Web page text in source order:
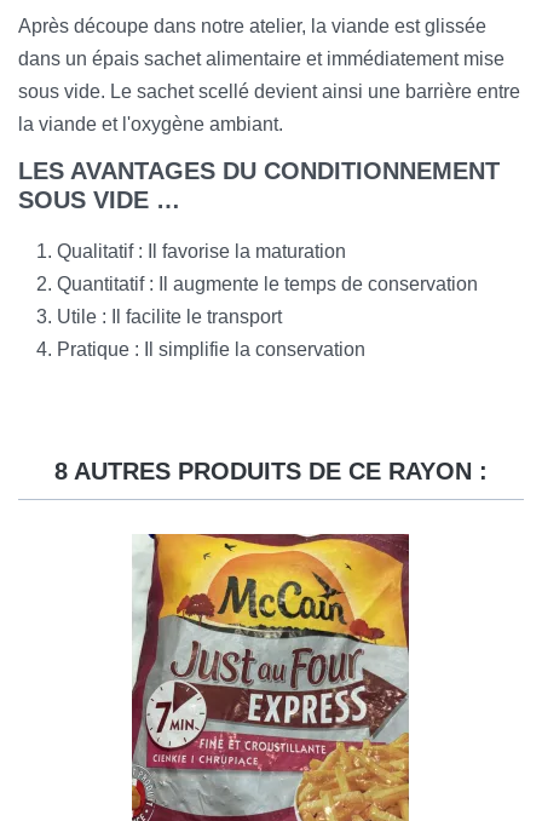
Après découpe dans notre atelier, la viande est glissée
dans un épais sachet alimentaire et immédiatement mise
sous vide. Le sachet scellé devient ainsi une barrière entre
la viande et l'oxygène ambiant.
LES AVANTAGES DU CONDITIONNEMENT
SOUS VIDE …
Qualitatif : Il favorise la maturation
Quantitatif : Il augmente le temps de conservation
Utile : Il facilite le transport
Pratique : Il simplifie la conservation
8 AUTRES PRODUITS DE CE RAYON :